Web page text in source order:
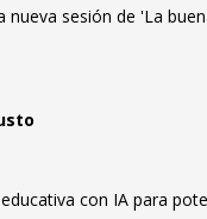
nueva sesión de 'La
con IA para